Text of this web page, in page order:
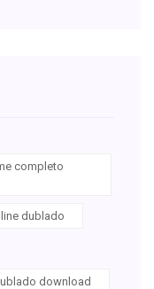
completo
dublado
download